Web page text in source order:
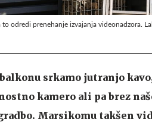
to odredi prenehanje izvajanja videonadzora.
srkamo jutranjo
kamero ali pa brez
Marsikomu takšen